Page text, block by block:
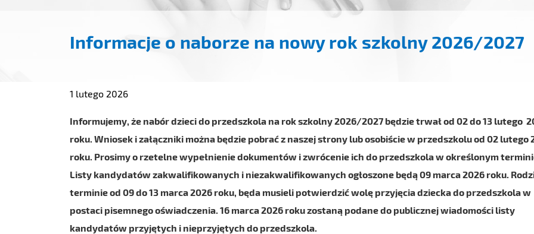
Informacje o naborze na nowy rok szkolny 2026/2027
1 lutego 2026
Informujemy, że nabór dzieci do przedszkola na rok szkolny 2026/2027 będzie trwał od 02 do 13 lutego
roku. Wniosek i załączniki można będzie pobrać z naszej strony lub osobiście w przedszkolu od 02 lutego
roku. Prosimy o rzetelne wypełnienie dokumentów i zwrócenie ich do przedszkola w określonym
Listy kandydatów zakwalifikowanych i niezakwalifikowanych ogłoszone będą 09 marca 2026 roku.
terminie od 09 do 13 marca 2026 roku, będa musieli potwierdzić wolę przyjęcia dziecka do przedszkola w
postaci pisemnego oświadczenia. 16 marca 2026 roku zostaną podane do publicznej wiadomości listy
kandydatów przyjętych i nieprzyjętych do przedszkola.